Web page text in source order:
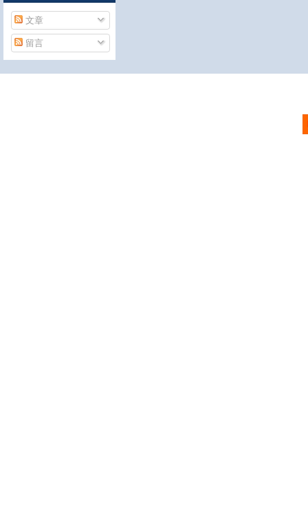
文章
留言